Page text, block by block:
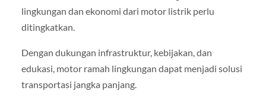
lingkungan dan ekonomi dari motor listrik perlu
ditingkatkan.
Dengan dukungan infrastruktur, kebijakan, dan
edukasi, motor ramah lingkungan dapat menjadi solusi
transportasi jangka panjang.